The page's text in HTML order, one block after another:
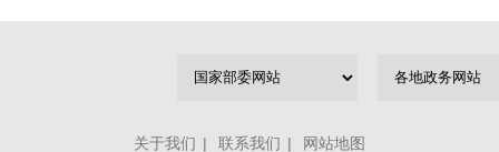
关于我们 | 联系我们 |
网站地图